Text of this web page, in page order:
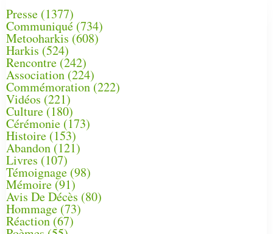
Presse (1377)
Communiqué (734)
Metooharkis (608)
Harkis (524)
Rencontre (242)
Association (224)
Commémoration(222)
Vidéos (221)
Culture(180)
Cérémonie (173)
Histoire (153)
Abandon(121)
Livres (107)
Témoignage (98)
Mémoire (91)
Avis De Décès (80)
Hommage (73)
Réaction(67)